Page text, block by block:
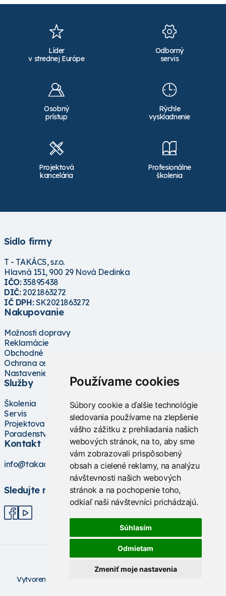
Používame cookies
Súbory cookie a ďalšie technológie
sledovania používame na zlepšenie
vášho zážitku z prehliadania našich
webových stránok, na to, aby sme
vám zobrazovali prispôsobený
obsah a cielené reklamy, na analýzu
návštevnosti našich webových
stránok a na pochopenie toho,
odkiaľ naši návštevníci prichádzajú.
Súhlasím
Odmietam
Zmeniť moje nastavenia
Líder
v strednej Európe
Odborný
servis
Osobný
prístup
Rýchle
vyskladnenie
Projektová
kancelária
Profesionálne
školenia
Sídlo firmy
T - TAKÁCS, s.r.o.
Hlavná 151, 900 29 Nová Dedinka
IČO:35895438
DIČ:2021863272
IČ DPH:SK2021863272
Nakupovanie
Možnosti dopravy
Reklamácie
Obchodné podmienky
Ochrana osobných údajov
Nastavenie cookies
Služby
Školenia
Servis
Projektovanie
Poradenstvo
Kontakt
info@takacs.sk
Sledujte nás
Vytvorené na technológii BarIS .NET